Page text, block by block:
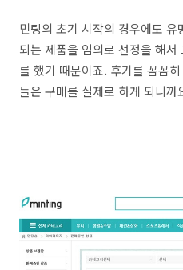
민팅의 초기 시작의 경우에도
되는 제품을 임의로 선정을 해
를 했기 때문이죠. 후기를 꼼꼼
들은 구매를 실제로 하게 되니까